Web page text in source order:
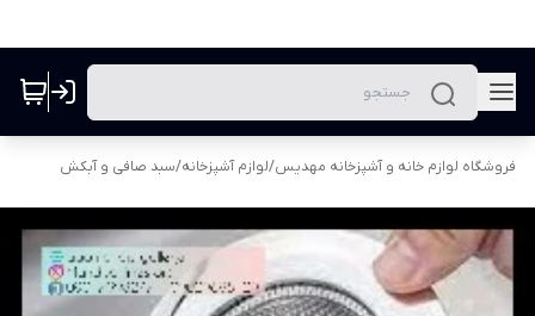
فروشگاه لوازم خانه و آشپزخانه مهدیس/لوازم آشپزخانه/سبد صافی و آبکش